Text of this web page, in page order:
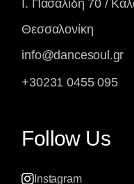
Ι. Πασαλίδη 70 /
Θεσσαλονίκη
info@dancesoul.gr
+30231 0455 095
Follow Us
Instagram